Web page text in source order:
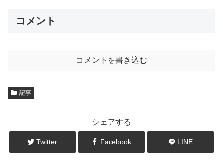
コメント
コメントを書き込む
記事
シェアする
Twitter Facebook LINE